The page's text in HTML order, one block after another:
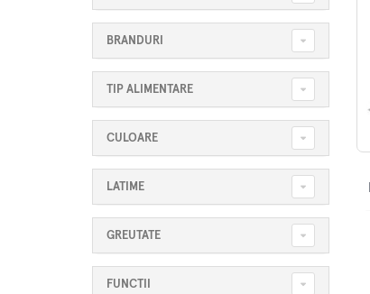
BRANDURI
TIP ALIMENTARE
CULOARE
LATIME
GREUTATE
FUNCTII